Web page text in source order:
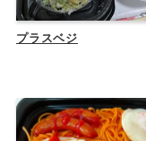
プラスベジ